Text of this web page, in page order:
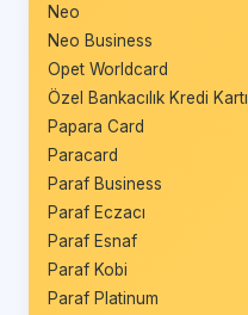
Neo
Neo Business
Opet Worldcard
Özel Bankacılık Kredi Kartı
Papara Card
Paracard
Paraf Business
Paraf Eczacı
Paraf Esnaf
Paraf Kobi
Paraf Platinum